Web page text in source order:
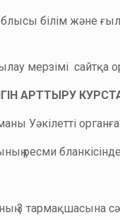
білім және
мерзімі сайтқа
АРТТЫРУ
Уәкілетті
ресми
3 тармақшасына